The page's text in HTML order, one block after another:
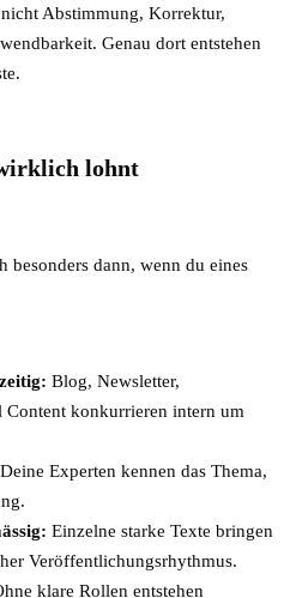
Abstimmung, Korrektur,
Genau dort entstehen
lohnt
besonders dann, wenn du eines
Blog, Newsletter,
Content konkurrieren intern um
Deine Experten kennen das Thema,
Einzelne starke Texte bringen
Veröffentlichungsrhythmus.
klare Rollen entstehen